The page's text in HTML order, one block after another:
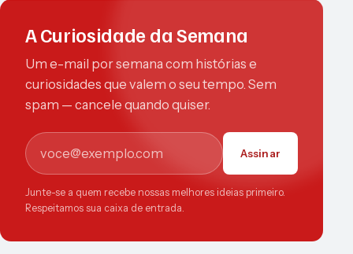
A Curiosidade da Semana
Um e-mail por semana com histórias e
curiosidades que valem o seu tempo. Sem
spam — cancele quando quiser.
E-mail
Assinar
Junte-se a quem recebe nossas melhores ideias primeiro.
Respeitamos sua caixa de entrada.